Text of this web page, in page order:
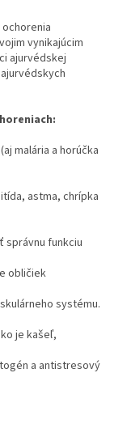
vynikajúcim
ajurvédskej
malária a horúčka
astma, chrípka
správnu funkciu
obličiek
systému.
je kašeľ,
a antistresový